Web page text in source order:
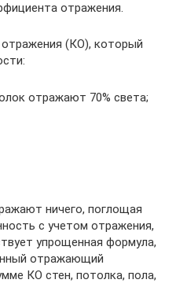
отражения.
(КО), который
отражают 70% света;
ничего, поглощая
с учетом отражения,
упрощенная формула,
отражающий
КО стен, потолка, пола,